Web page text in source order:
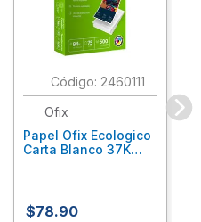
: 2460111
Ofix
Papel Ofix Ecologico
Carta Blanco 37K
$78.90